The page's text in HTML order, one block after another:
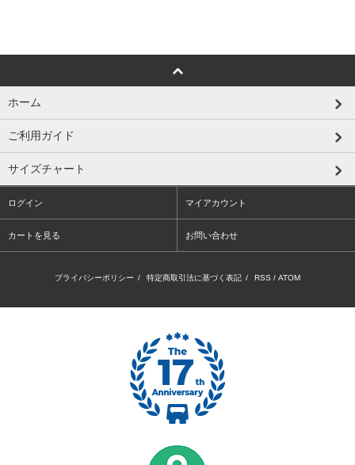
ホーム
ご利用ガイド
サイズチャート
ログイン マイアカウント
カートを見る お問い合わせ
プライバシーポリシー / 特定商取引法に基づく表記 / RSS / ATOM